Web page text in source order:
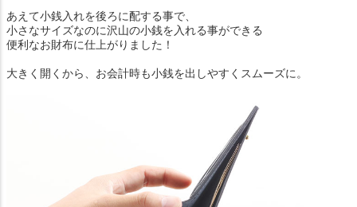
あえて小銭入れを後ろに配する事で、
小さなサイズなのに沢山の小銭を入れる事ができる
便利なお財布に仕上がりました！
大きく開くから、お会計時も小銭を出しやすくスムーズに。